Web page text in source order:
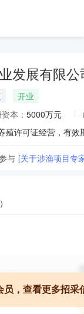
发展有限公
开业
本： 5000万元
殖许可证经营，有
与 [关于涉渔项目专
员，查看更多招采